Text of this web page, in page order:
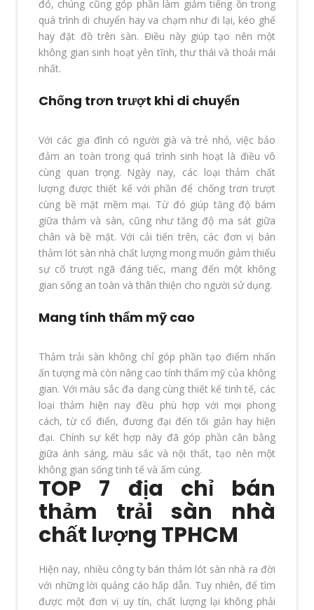
đó, chúng cũng góp phần làm giảm tiếng ồn trong
quá trình di chuyển hay va chạm như đi lại, kéo ghế
hay đặt đồ trên sàn. Điều này giúp tạo nên một
không gian sinh hoạt yên tĩnh, thư thái và thoải mái
nhất.
Chống trơn trượt khi di chuyển
Với các gia đình có người già và trẻ nhỏ, việc bảo
đảm an toàn trong quá trình sinh hoạt là điều vô
cùng quan trọng. Ngày nay, các loại thảm chất
lượng được thiết kế với phần để chống trơn trượt
cùng bề mặt mềm mại. Từ đó giúp tăng độ bám
giữa thảm và sàn, cũng như tăng độ ma sát giữa
chân và bề mặt. Với cải tiến trên, các đơn vị bán
thảm lót sàn nhà chất lượng mong muốn giảm thiểu
sự cố trượt ngã đáng tiếc, mang đến một không
gian sống an toàn và thân thiện cho người sử dụng.
Mang tính thẩm mỹ cao
Thảm trải sàn không chỉ góp phần tạo điểm nhấn
ấn tượng mà còn nâng cao tính thẩm mỹ của không
gian. Với màu sắc đa dạng cùng thiết kế tinh tế, các
loại thảm hiện nay đều phù hợp với mọi phong
cách, từ cổ điển, đương đại đến tối giản hay hiện
đại. Chính sự kết hợp này đã góp phần cân bằng
giữa ánh sáng, màu sắc và nội thất, tạo nên một
không gian sống tinh tế và ấm cúng.
TOP 7 địa chỉ bán
thảm trải sàn nhà
chất lượng TPHCM
Hiện nay, nhiều công ty bán thảm lót sàn nhà ra đời
với những lời quảng cáo hấp dẫn. Tuy nhiên, để tìm
được một đơn vị uy tín, chất lượng lại không phải